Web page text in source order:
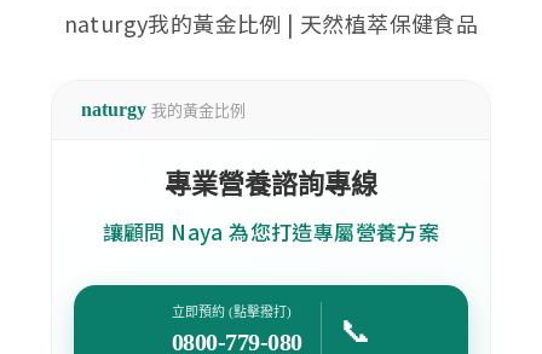
naturgy我的黃金比例 | 天然植萃保健食品
naturgy 我的黃金比例
專業營養諮詢專線
讓顧問 Naya 為您打造專屬營養方案
立即預約 (點擊撥打)
0800-779-080 📞